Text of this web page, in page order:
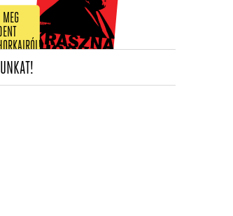
(CURRENT)